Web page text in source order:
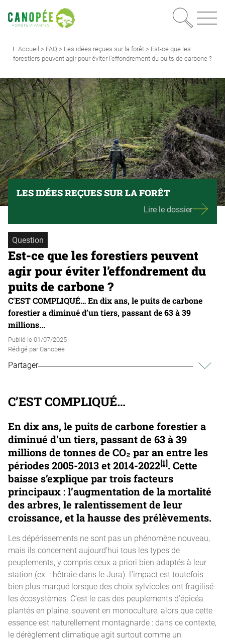
OUVRIR LE
Accueil > FAQ > Les idées reçues sur la forêt> Est-ce que les
forestiers peuvent agir pour éviter l’effondrement du puits de carbone ?
Question
Est-ce que les forestiers peuvent
agir pour éviter l’effondrement du
puits de carbone ?
C’EST COMPLIQUÉ… En dix ans, le puits de carbone
forestier a diminué d’un tiers, passant de 63 à 39
millions...
Partager
Publié le01/07/2025
Rédigé parCanopée
C’EST COMPLIQUÉ…
En dix ans, le puits de carbone forestier a
diminué d’un tiers, passant de 63 à 39
millions de tonnes de CO₂ par an entre les
périodes 2005-2013 et 2014-2022[1]. Cette
baisse s’explique par trois facteurs
principaux : l’augmentation de la mortalité
des arbres, le ralentissement de leur
croissance, et la hausse des prélèvements.
Les dépérissements ne sont pas un phénomène nouveau,
mais ils concernent aujourd’hui tous les types de
peuplements, y compris ceux a priori bien adaptés à leur
station (ex. : hêtraie dans le Jura). L’impact est toutefois
bien plus marqué lorsque des choix sylvicoles ont fragilisé
les écosystèmes. C’est le cas des peuplements d’épicéa
plantés en plaine, souvent en monoculture, alors que cette
essence est naturellement montagnarde : dans ce contexte,
le dérèglement climatique agit surtout comme un
LES IDÉES REÇUES SUR LA FORÊT
Lire le dossier